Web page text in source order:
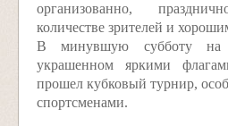
организованно,
количестве зрителей и
В минувшую субботу на
украшенном яркими
прошел кубковый турнир,
спортсменами.